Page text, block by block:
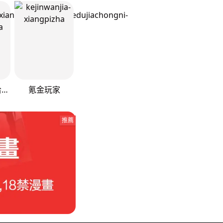
重生相逢：给你我的独家宠溺 氪金玩家
推薦